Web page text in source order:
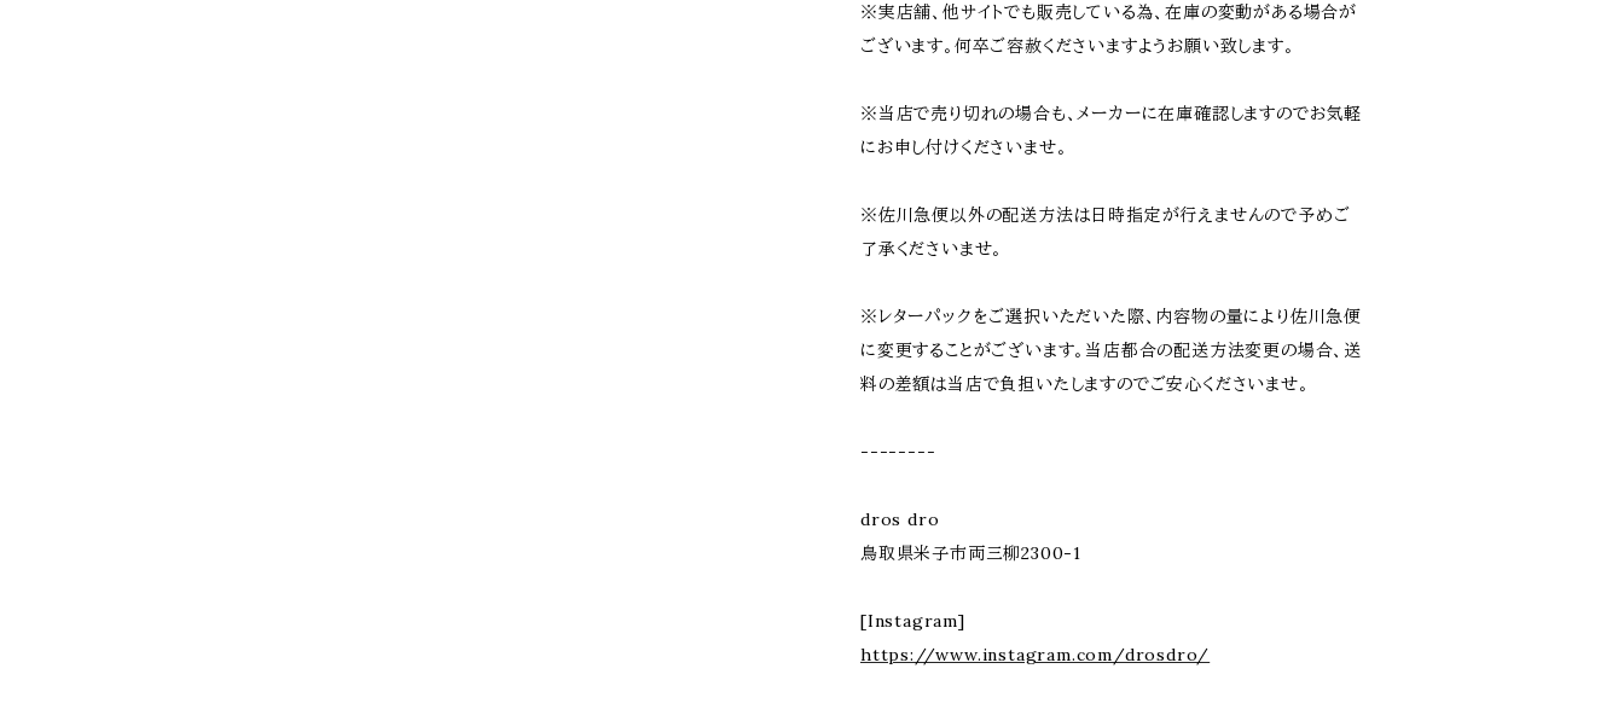
※実店舗、他サイトでも販売している為、在庫の変動がある場合が
ございます。何卒ご容赦くださいますようお願い致します。
※当店で売り切れの場合も、メーカーに在庫確認しますのでお気軽
にお申し付けくださいませ。
※佐川急便以外の配送方法は日時指定が行えませんので予めご
了承くださいませ。
※レターパックをご選択いただいた際、内容物の量により佐川急便
に変更することがございます。当店都合の配送方法変更の場合、送
料の差額は当店で負担いたしますのでご安心くださいませ。
--------
dros dro
鳥取県米子市両三柳2300-1
[Instagram]
https://www.instagram.com/drosdro/